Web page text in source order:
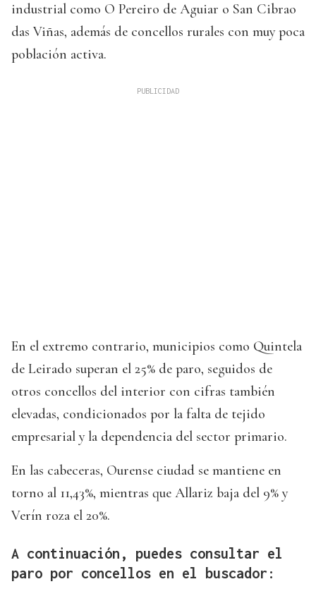
industrial como O Pereiro de Aguiar o San Cibrao
das Viñas, además de concellos rurales con muy poca
población activa.
En el extremo contrario, municipios como Quintela
de Leirado superan el 25% de paro, seguidos de
otros concellos del interior con cifras también
elevadas, condicionados por la falta de tejido
empresarial y la dependencia del sector primario.
En las cabeceras, Ourense ciudad se mantiene en
torno al 11,43%, mientras que Allariz baja del 9% y
Verín roza el 20%.
A continuación, puedes consultar el
paro por concellos en el buscador: